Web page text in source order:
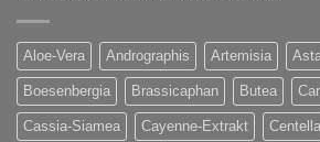
Aloe-Vera Andrographis Artemisia
Boesenbergia Brassicaphan Butea
Cassia-Siamea Cayenne-Extrakt Centella